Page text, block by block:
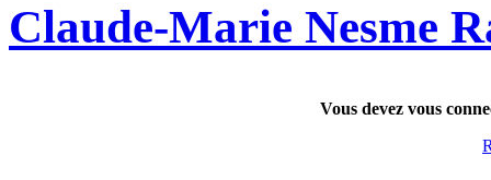
Claude-Marie Nesme
Vous devez vous